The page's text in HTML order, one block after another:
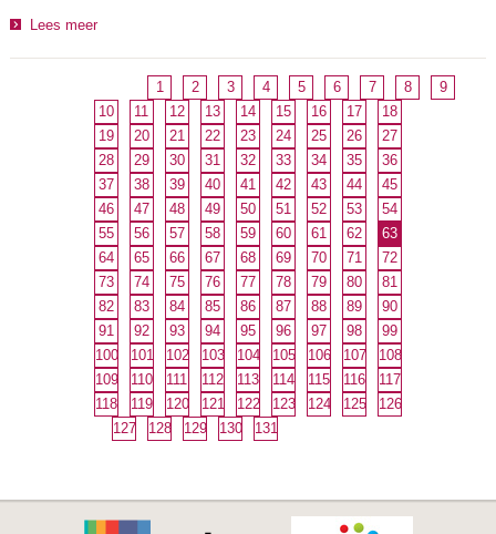
Lees meer
1 2 3 4 5 6 7 8
9
10
11 12 13 14 15 16 17
18
19
20 21 22 23 24 25 26
27
28
29 30 31 32 33 34 35
36
37
38 39 40 41 42 43 44
45
46
47 48 49 50 51 52 53
54
55
56 57 58 59 60 61 62
63
64
65 66 67 68 69 70 71
72
73
74 75 76 77 78 79 80
81
82
83 84 85 86 87 88 89
90
91
92 93 94 95 96 97 98
99
100
101 102 103 104 105 106 107
108
109
110 111 112 113 114 115 116
117
118
119 120 121 122 123 124 125
126
127
128 129 130 131